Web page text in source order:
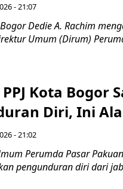
- 21:07
Bogor Dedie A. Rachim
Umum (Dirum)
Kota Bogor
Diri, Ini
- 21:02
Perumda Pasar
pengunduran diri dari